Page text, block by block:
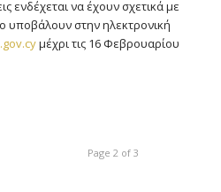
ενδέχεται να έχουν σχετικά με
υποβάλουν στην ηλεκτρονική
μέχρι τις 16 Φεβρουαρίου
Page 2 of 3